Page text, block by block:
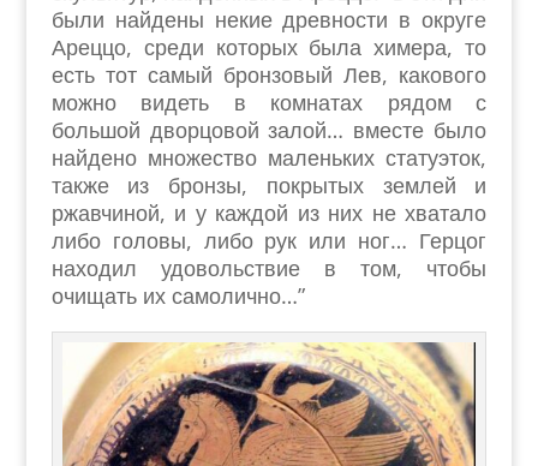
были найдены некие древности в округе
Ареццо, среди которых была химера, то
есть тот самый бронзовый Лев, какового
можно видеть в комнатах рядом с
большой дворцовой залой… вместе было
найдено множество маленьких статуэток,
также из бронзы, покрытых землей и
ржавчиной, и у каждой из них не хватало
либо головы, либо рук или ног… Герцог
находил удовольствие в том, чтобы
очищать их самолично…”